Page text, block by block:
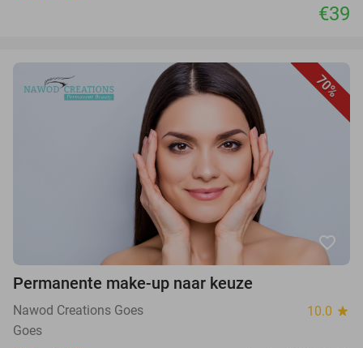
€39
70%
favorite_border
Permanente make-up naar keuze
Nawod Creations Goes 10.0 star
Goes